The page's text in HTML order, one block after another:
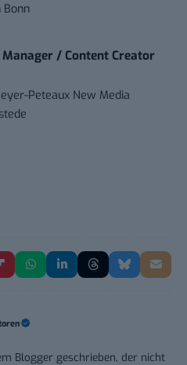
Bonn
/ Content Creator
Peteaux New Media
Blogger geschrieben, der nicht